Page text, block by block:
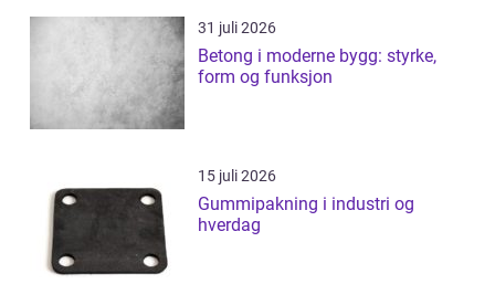
31 juli 2026
Betong i moderne bygg: styrke,
form og funksjon
15 juli 2026
Gummipakning i industri og
hverdag